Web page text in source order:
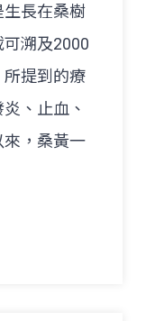
長在桑樹
可溯及2000
提到的療
、止血、
，桑黃一